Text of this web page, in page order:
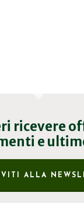
ricevere
e
ALLA